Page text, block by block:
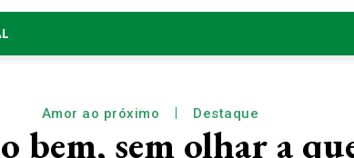
Amor ao próximo Destaque
bem, sem olhar a